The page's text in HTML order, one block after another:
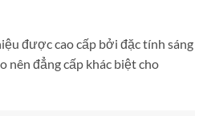
được cao cấp bởi đặc tính sáng
nên đẳng cấp khác biệt cho